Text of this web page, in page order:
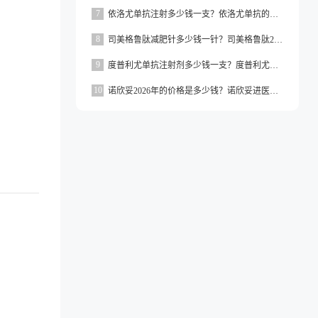
7 依洛尤单抗注射多少钱一支？依洛尤单抗的价格一般在500元到1000元之间一支
8 司美格鲁肽减肥针多少钱一针？司美格鲁肽2026价格
9 度普利尤单抗注射剂多少钱一支？度普利尤单抗一支价格约为3160元
10 诺欣妥2026年的价格是多少钱？诺欣妥进医保了吗？